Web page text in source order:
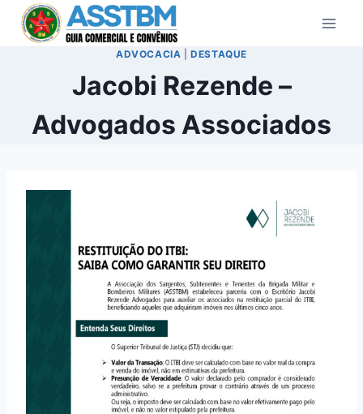
Pular
para
ADVOCACIA |DESTAQUE
Jacobi Rezende –
Advogados Associados